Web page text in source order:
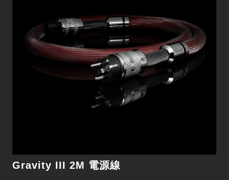
Gravity III 2M 電源線